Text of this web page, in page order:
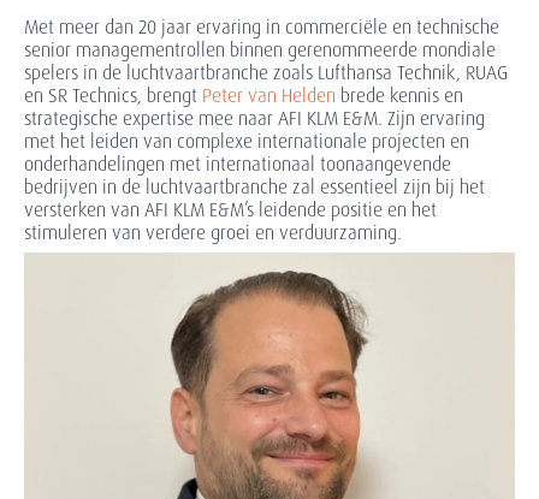
Met meer dan 20 jaar ervaring in commerciële en technische
senior managementrollen binnen gerenommeerde mondiale
spelers in de luchtvaartbranche zoals Lufthansa Technik, RUAG
en SR Technics, brengt Peter van Helden brede kennis en
strategische expertise mee naar AFI KLM E&M. Zijn ervaring
met het leiden van complexe internationale projecten en
onderhandelingen met internationaal toonaangevende
bedrijven in de luchtvaartbranche zal essentieel zijn bij het
versterken van AFI KLM E&M’s leidende positie en het
stimuleren van verdere groei en verduurzaming.